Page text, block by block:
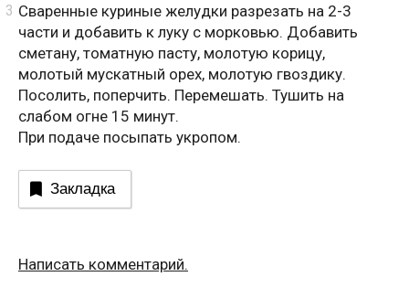
Сваренные куриные желудки разрезать на 2-3
части и добавить к луку с морковью. Добавить
сметану, томатную пасту, молотую корицу,
молотый мускатный орех, молотую гвоздику.
Посолить, поперчить. Перемешать. Тушить на
слабом огне 15 минут.
При подаче посыпать укропом.
Закладка
Написать комментарий.